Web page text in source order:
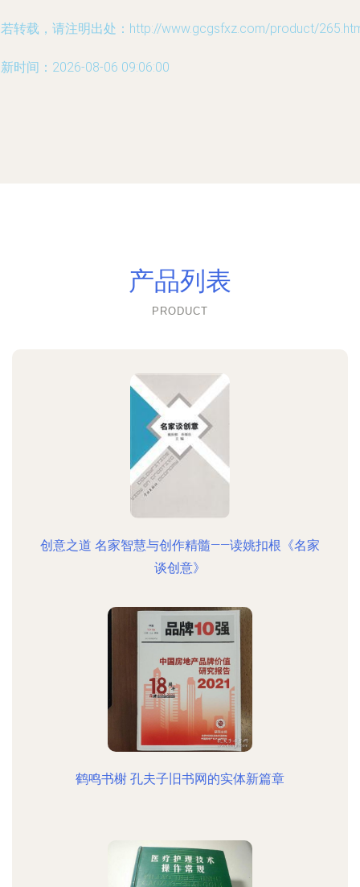
转载，请注明出处：http://www.gcgsfxz.com/product/
时间：2026-08-06 09:06:00
产品列表
PRODUCT
创意之道 名家智慧与创作精髓——读姚扣根《名家
谈创意》
鹤鸣书榭 孔夫子旧书网的实体新篇章